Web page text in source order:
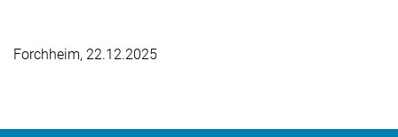
Forchheim, 22.12.2025